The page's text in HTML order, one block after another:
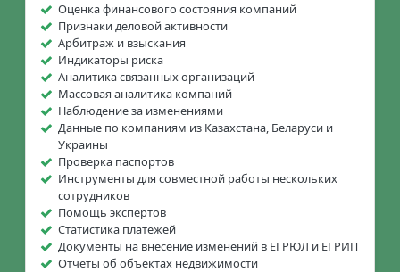
Оценка финансового состояния компаний
Признаки деловой активности
Арбитраж и взыскания
Индикаторы риска
Аналитика связанных организаций
Массовая аналитика компаний
Наблюдение за изменениями
Данные по компаниям из Казахстана, Беларуси и
Украины
Проверка паспортов
Инструменты для совместной работы нескольких
сотрудников
Помощь экспертов
Статистика платежей
Документы на внесение изменений в ЕГРЮЛ и ЕГРИП
Отчеты об объектах недвижимости